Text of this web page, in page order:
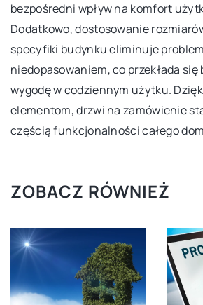
bezpośredni wpływ na komfort
Dodatkowo, dostosowanie
specyfiki budynku eliminuje
niedopasowaniem, co przekłada się
wygodę w codziennym użytku.
elementom, drzwi na zamówienie
częścią funkcjonalności całego
ZOBACZ RÓWNIEŻ